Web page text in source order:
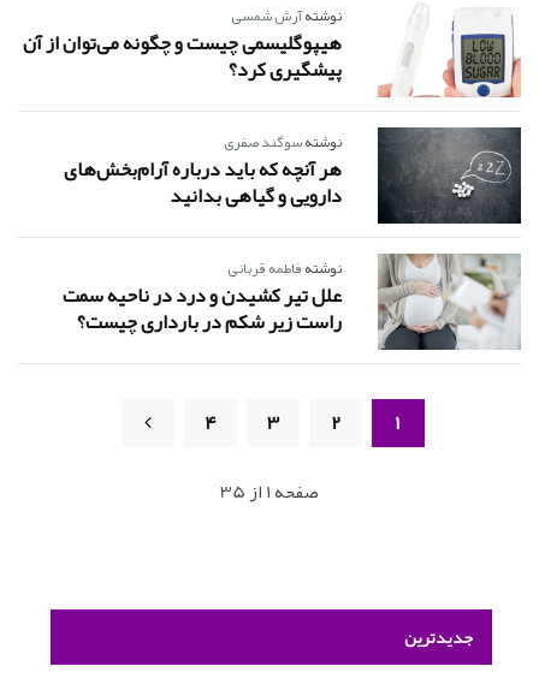
نوشتهآرش شمسی
هیپوگلیسمی چیست و چگونه می‌توان از آن
پیشگیری کرد؟
نوشتهسوگند صفری
هر آنچه که باید درباره آرام‌بخش‌های
دارویی و گیاهی بدانید
نوشتهفاطمه قربانی
علل تیر کشیدن و درد در ناحیه سمت
راست زیر شکم در بارداری چیست؟
1
2
3
4
صفحه 1 از 35
جدیدترین